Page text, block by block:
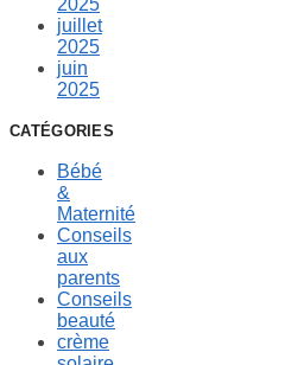
juillet
2025
juin
2025
CATÉGORIES
Bébé
&
Maternité
Conseils
aux
parents
Conseils
beauté
crème